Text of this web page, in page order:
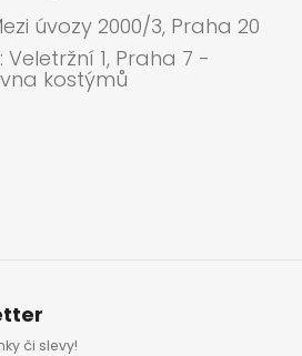
či slevy!
úvozy 2000/3, Praha 20
1, Praha 7 -
kostýmů